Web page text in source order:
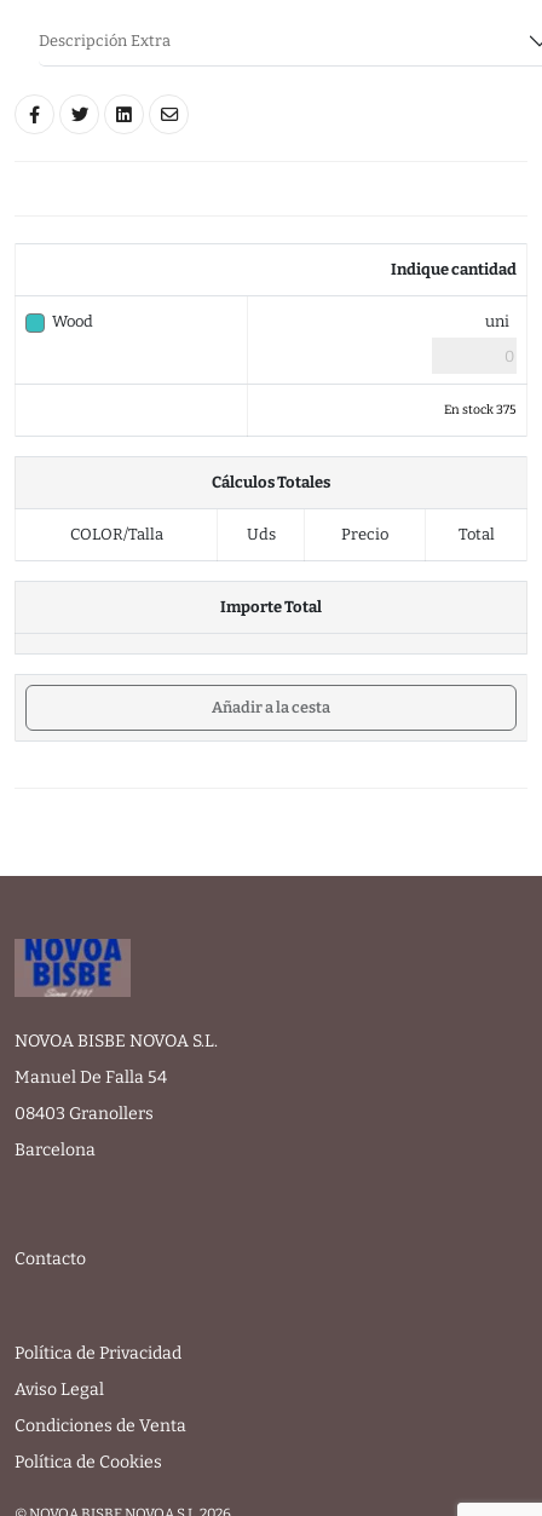
Descripción Extra
Indique cantidad
Wood uni
En stock 375
Cálculos Totales
COLOR/Talla Uds Precio Total
Importe Total
Añadir a la cesta
NOVOA BISBE NOVOA S.L.
Manuel De Falla 54
08403 Granollers
Barcelona
Contacto
Política de Privacidad
Aviso Legal
Condiciones de Venta
Política de Cookies